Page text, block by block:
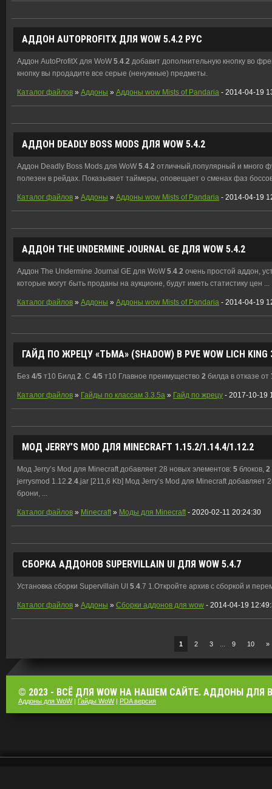
АДДОН AUTOPROFITX ДЛЯ WOW 5.4.2 РУС
Аддон AutoProfitX для WoW 5 4 2 добавит дополнительную кнопку во
кнопку вы продадите все серые (ненужные) предметы.
Каталог файлов » Аддоны » Аддоны wow Mists of Pandaria - 2014-04-19
АДДОН DEADLY BOSS MODS ДЛЯ WOW 5.4.2
Аддон Deadly Boss Mods для WoW 5 4 2 отличный,популярный и много
полезен в рейдах. Показывает таймеры, оповещает о сменах фаз
Каталог файлов » Аддоны » Аддоны wow Mists of Pandaria - 2014-04-19
АДДОН THE UNDERMINE JOURNAL GE ДЛЯ WOW 5.4.2
Аддон The Undermine Journal GE для WoW 5 4 2 очень простой аддон,
которые могут быть проданы на аукционе, будут иметь статистику цен ...
Каталог файлов » Аддоны » Аддоны wow Mists of Pandaria - 2014-04-19
ГАЙД ПО ЖРЕЦУ «ТЬМА» (SHADOW) В PVE WOW LICH KING
Без 4/5 т10 Билд 2 . С 4/5 т10 Главное преимущество 2 билда в отказе
Каталог файлов » Гайды по классам 3.3.5a » Гайд по жрецу - 2017-10-19
МОД JERRY’S MOD ДЛЯ MINECRAFT 1.15.2/1.14.4/1.12.2
Мод Jerry’s Mod для Minecraft добавляет 28 новых элементов: 5 блоков, 2
jerrysmod 1.12. 2 4 .jar [211,6 Kb] Мод Jerry’s Mod для Minecraft добавляет
брони, ...
Каталог файлов » Minecraft » Моды для Minecraft - 2020-02-11 20:24:30
СБОРКА АДДОНОВ SUPERVILLAIN UI ДЛЯ WOW 5.4.7
Установка сборки Supervillain UI 5 4 .7 1.Откройте архив с сборкой и
Каталог файлов » Аддоны » Сборки аддонов для wow - 2014-04-19
1 2 3 9 10 »
© 2023 - ВСЁ ДЛЯ WOW НА НАШЕМ САЙТЕ. АДДОНЫ ДЛЯ
Аддоны для WoW| Гайды WoW| PDA версия